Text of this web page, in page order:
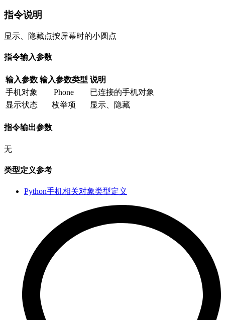
指令说明
显示、隐藏点按屏幕时的小圆点
指令输入参数
输入参数 输入参数类型 说明
手机对象
Phone
已连接的手机对象
显示状态
枚举项 显示、隐藏
指令输出参数
无
类型定义参考
Python手机相关对象类型定义